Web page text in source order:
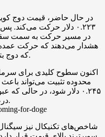
۰.۲۲۳ دلار حرکت
در مسیر حرکت به سمت سقف
هشدار می‌دهند که حرکت عمده
که دوج بتواند از این محدوده تثبیت خارج شود.
اکنون سطوح کلیدی برای
درصدی تا ۰.۱۹ دلار را افزایش می‌دهد.
شاخص‌های تکنیکال نیز